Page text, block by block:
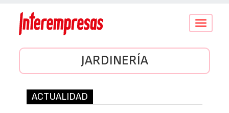
Conmutar
JARDINERÍA
ACTUALIDAD